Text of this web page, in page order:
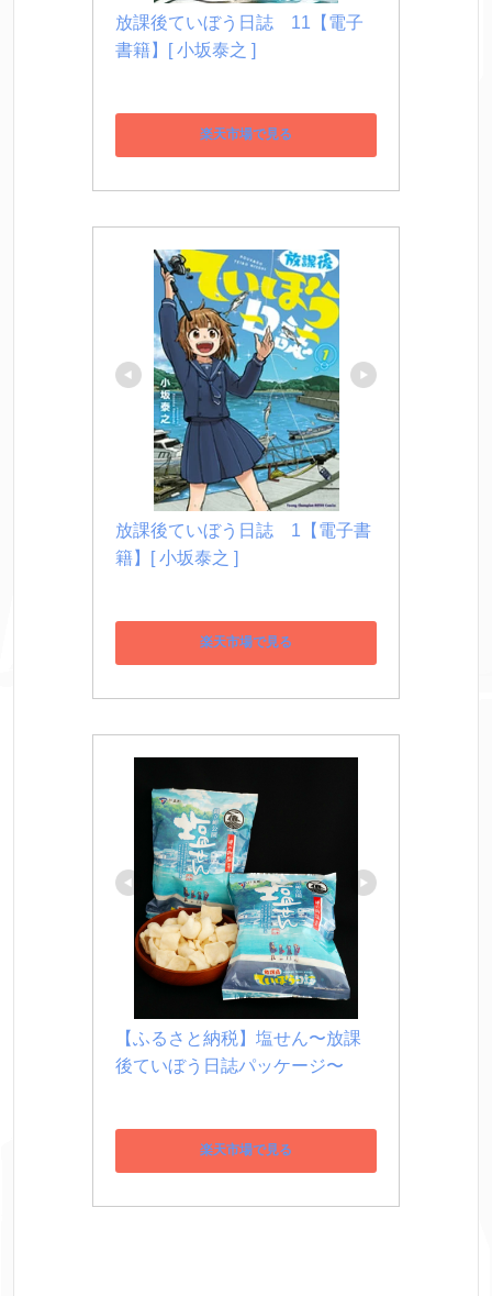
放課後ていぼう日誌　11【電子
書籍】[ 小坂泰之 ]
楽天市場で見る
放課後ていぼう日誌　1【電子書
籍】[ 小坂泰之 ]
楽天市場で見る
【ふるさと納税】塩せん〜放課
後ていぼう日誌パッケージ〜
楽天市場で見る